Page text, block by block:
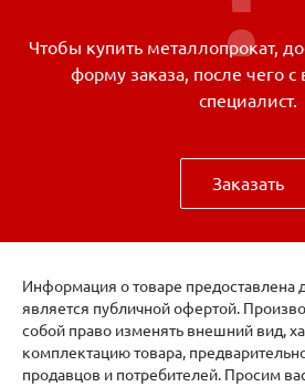
Чтобы купить металлопрокат,
форму заказа, после чего с
специалист.
Заказать
Информация о товаре предоставлена
является публичной офертой.
собой право изменять внешний вид,
комплектацию товара,
продавцов и потребителей. Просим